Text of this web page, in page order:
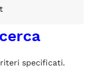
specificati.